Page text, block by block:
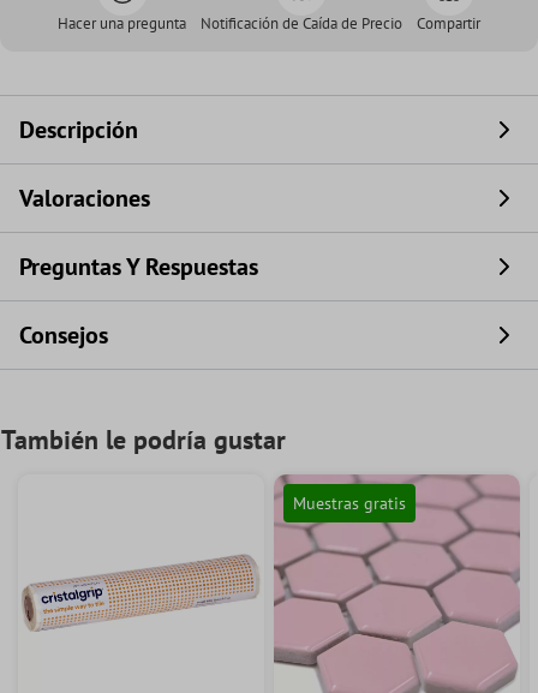
Hacer una pregunta Notificación de Caída de Precio Compartir
Descripción
Valoraciones
Preguntas Y Respuestas
Consejos
También le podría gustar
Muestras gratis